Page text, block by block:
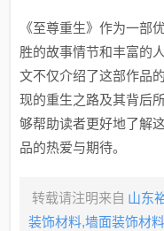
《至尊重生》作为一部
胜的故事情节和丰富的
文不仅介绍了这部作品
现的重生之路及其背后
够帮助读者更好地了解
品的热爱与期待。
转载请注明来自 山东
装饰材料,墙面装饰材